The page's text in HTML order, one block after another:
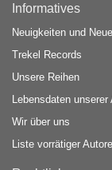
Informatives
Neuigkeiten und
Trekel Records
Unsere Reihen
Lebensdaten unserer
Wir über uns
Liste vorrätiger